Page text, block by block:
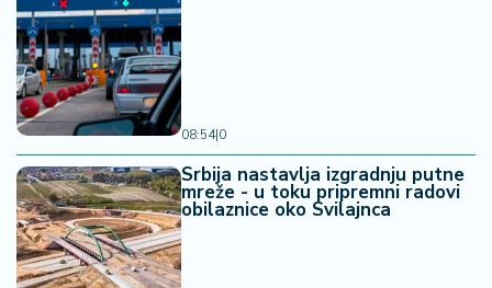
08:54|0
Srbija nastavlja izgradnju putne
mreže - u toku pripremni radovi
obilaznice oko Svilajnca